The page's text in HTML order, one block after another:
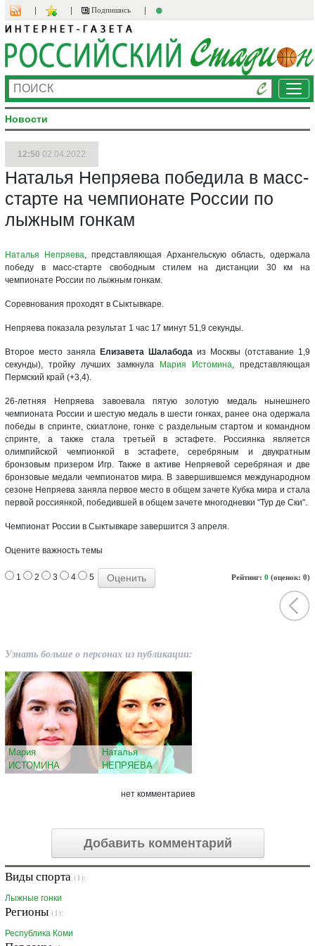
Подпишись
Новости
12:50 02.04.2022
Наталья Непряева победила в масс-
старте на чемпионате России по
лыжным гонкам
Наталья Непряева, представляющая Архангельскую область, одержала
победу в масс-старте свободным стилем на дистанции 30 км на
чемпионате России по лыжным гонкам.
Соревнования проходят в Сыктывкаре.
Непряева показала результат 1 час 17 минут 51,9 секунды.
Второе место заняла Елизавета Шалабода из Москвы (отставание 1,9
секунды), тройку лучших замкнула
Мария Истомина, представляющая
Пермский край (+3,4).
26-летняя Непряева завоевала пятую золотую медаль нынешнего
чемпионата России и шестую медаль в шести гонках, ранее она одержала
победы в спринте, скиатлоне, гонке с раздельным стартом и командном
спринте, а также стала третьей в эстафете. Россиянка является
олимпийской чемпионкой в эстафете, серебряным и двукратным
бронзовым призером Игр. Также в активе Непряевой серебряная и две
бронзовые медали чемпионатов мира. В завершившемся международном
сезоне Непряева заняла первое место в общем зачете Кубка мира и стала
первой россиянкой, победившей в общем зачете многодневки "Тур де Ски".
Чемпионат России в Сыктывкаре завершится 3 апреля.
Оцените важность темы
Рейтинг: 0 (оценок: 0)
1 2 3 4 5
Узнать больше о персонах из публикации:
Мария
ИСТОМИНА
Наталья
НЕПРЯЕВА
нет комментариев
Добавить комментарий
Виды спорта (1):
Лыжные гонки
Регионы (1):
Республика Коми